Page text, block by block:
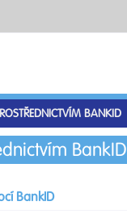
BANKID
BankID
BankID